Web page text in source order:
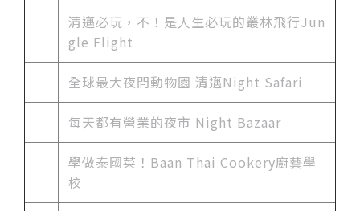
清邁必玩，不！是人生必玩的叢林飛行Jun
gle Flight
全球最大夜間動物園 清邁Night Safari
每天都有營業的夜市 Night Bazaar
學做泰國菜！Baan Thai Cookery廚藝學
校